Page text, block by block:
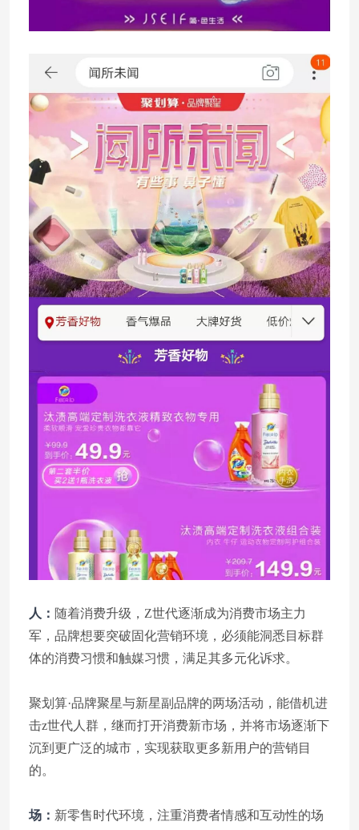
人： 随着消费升级，Z世代逐渐成为消费市场主力
军，品牌想要突破固化营销环境，必须能洞悉目标群
体的消费习惯和触媒习惯，满足其多元化诉求。
聚划算·品牌聚星与新星副品牌的两场活动，能借机进
击z世代人群，继而打开消费新市场，并将市场逐渐下
沉到更广泛的城市，实现获取更多新用户的营销目
的。
场： 新零售时代环境，注重消费者情感和互动性的场